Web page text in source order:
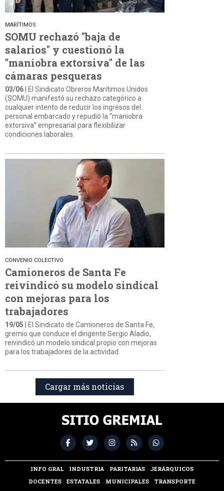
MARÍTIMOS
SOMU rechazó "baja de
salarios" y cuestionó la
"maniobra extorsiva" de las
cámaras pesqueras
03/06 | El Sindicato Obreros Marítimos Unidos
(SOMU) manifestó su rechazo categórico a
cualquier intento de reducir los ingresos del
personal embarcado y repudió la “maniobra
extorsiva” empresarial para flexibilizar
condiciones laborales.
CONVENIO COLECTIVO
Camioneros de Santa Fe
reivindicó su modelo sindical
con mejoras para los
trabajadores
19/05 | El Sindicato de Camioneros de Santa Fe,
gremio que conduce el dirigente Sergio Aladio,
reivindicó un modelo sindical propio con mejoras
para los trabajadores de la actividad.
Cargar más noticias
INFO GRAL INDUSTRIA PARITARIAS
JERÁRQUICOS
DOCENTES
ESTATALES MUNICIPALES
TRANSPORTE